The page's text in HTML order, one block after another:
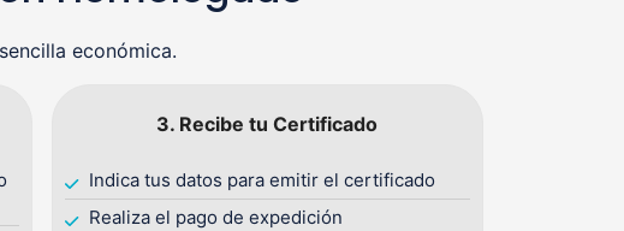
económica.
3. Recibe tu Certificado
Indica tus datos para emitir el certificado
Realiza el pago de expedición